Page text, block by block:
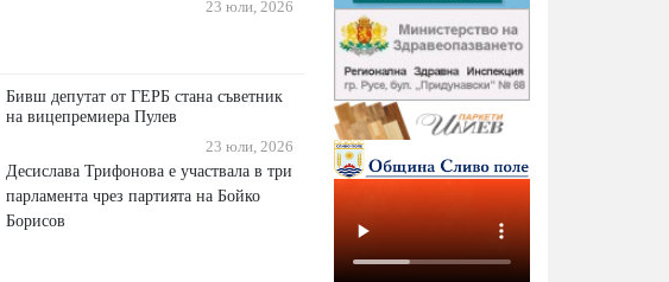
23 юли, 2026
Бивш депутат от ГЕРБ стана съветник
на вицепремиера Пулев
23 юли, 2026
Десислава Трифонова е участвала в три
парламента чрез партията на Бойко
Борисов